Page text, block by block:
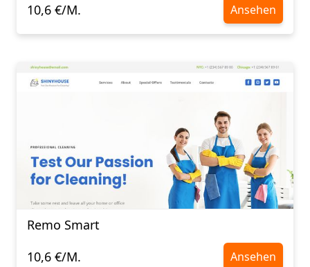
10,6 €/M.
Ansehen
Remo Smart
10,6 €/M.
Ansehen